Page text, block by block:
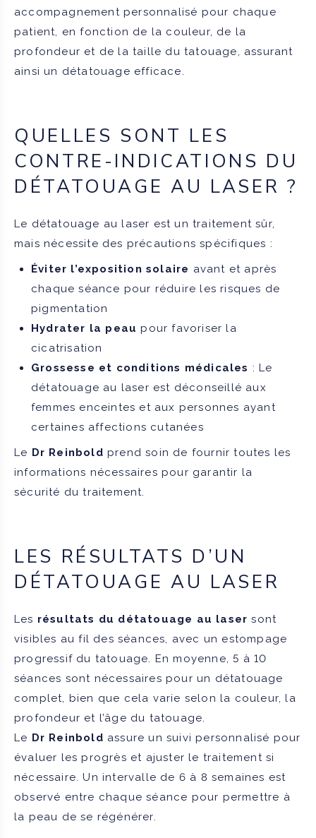
accompagnement personnalisé pour chaque
patient, en fonction de la couleur, de la
profondeur et de la taille du tatouage, assurant
ainsi un détatouage efficace.
QUELLES SONT LES
CONTRE-INDICATIONS DU
DÉTATOUAGE AU LASER ?
Le détatouage au laser est un traitement sûr,
mais nécessite des précautions spécifiques :
Éviter l’exposition solaire avant et après
chaque séance pour réduire les risques de
pigmentation
Hydrater la peau pour favoriser la
cicatrisation
Grossesse et conditions médicales : Le
détatouage au laser est déconseillé aux
femmes enceintes et aux personnes ayant
certaines affections cutanées
Le Dr Reinbold prend soin de fournir toutes les
informations nécessaires pour garantir la
sécurité du traitement.
LES RÉSULTATS D’UN
DÉTATOUAGE AU LASER
Les résultats du détatouage au laser sont
visibles au fil des séances, avec un estompage
progressif du tatouage. En moyenne, 5 à 10
séances sont nécessaires pour un détatouage
complet, bien que cela varie selon la couleur, la
profondeur et l’âge du tatouage.
Le Dr Reinbold assure un suivi personnalisé pour
évaluer les progrès et ajuster le traitement si
nécessaire. Un intervalle de 6 à 8 semaines est
observé entre chaque séance pour permettre à
la peau de se régénérer.